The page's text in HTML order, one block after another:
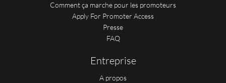
Comment ça marche pour les promoteurs
Apply For Promoter Access
Presse
FAQ
Entreprise
A propos